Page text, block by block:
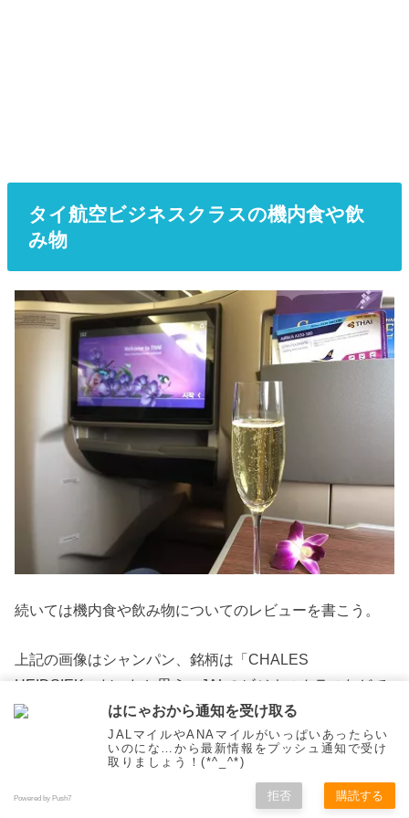
タイ航空ビジネスクラスの機内食や飲
み物
続いては機内食や飲み物についてのレビューを書こう。
上記の画像はシャンパン、銘柄は「CHALES
HEIDSIEK」だったと思う。JALのビジネスクラスなどで
も採用されているブランドになるが、確かシャンパンは1
種類だけだった。ちなみにタイ航空はファーストクラス
だとドンペリが飲める。
はにゃおから通知を受け取る
JALマイルやANAマイルがいっぱいあったらい
いのにな…から最新情報をプッシュ通知で受け
取りましょう！(*^_^*)
Powered by Push7 拒否 購読する